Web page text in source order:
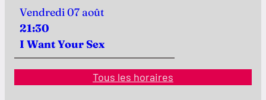
Vendredi 07 août
21:30
I Want Your Sex
Tous les horaires